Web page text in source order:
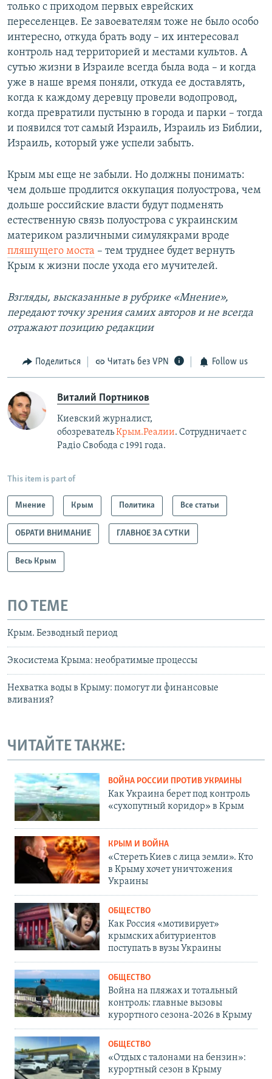
только с приходом первых еврейских
переселенцев. Ее завоевателям тоже не было особо
интересно, откуда брать воду – их интересовал
контроль над территорией и местами культов. А
сутью жизни в Израиле всегда была вода – и когда
уже в наше время поняли, откуда ее доставлять,
когда к каждому деревцу провели водопровод,
когда превратили пустыню в города и парки – тогда
и появился тот самый Израиль, Израиль из Библии,
Израиль, который уже успели забыть.
Крым мы еще не забыли. Но должны понимать:
чем дольше продлится оккупация полуострова, чем
дольше российские власти будут подменять
естественную связь полуострова с украинским
материком различными симулякрами вроде
пляшущего моста – тем труднее будет вернуть
Крым к жизни после ухода его мучителей.
Взгляды, высказанные в рубрике «Мнение»,
передают точку зрения самих авторов и не всегда
отражают позицию редакции
Поделиться Читать без VPN Follow us
Виталий Портников
Киевский журналист,
обозревательКрым.Реалии. Сотрудничает с
Радiо Свобода с 1991 года.
This item is part of
Мнение Крым Политика Все статьи
ОБРАТИ ВНИМАНИЕ ГЛАВНОЕ ЗА СУТКИ
Весь Крым
ПО ТЕМЕ
Крым. Безводный период
Экосистема Крыма: необратимые процессы
Нехватка воды в Крыму: помогут ли финансовые
вливания?
ЧИТАЙТЕ ТАКЖЕ:
ВОЙНА РОССИИ ПРОТИВ УКРАИНЫ
Как Украина берет под контроль
«сухопутный коридор» в Крым
КРЫМ И ВОЙНА
«Стереть Киев с лица земли». Кто
в Крыму хочет уничтожения
Украины
ОБЩЕСТВО
Как Россия «мотивирует»
крымских абитуриентов
поступать в вузы Украины
ОБЩЕСТВО
Война на пляжах и тотальный
контроль: главные вызовы
курортного сезона-2026 в Крыму
ОБЩЕСТВО
«Отдых с талонами на бензин»:
курортный сезон в Крыму